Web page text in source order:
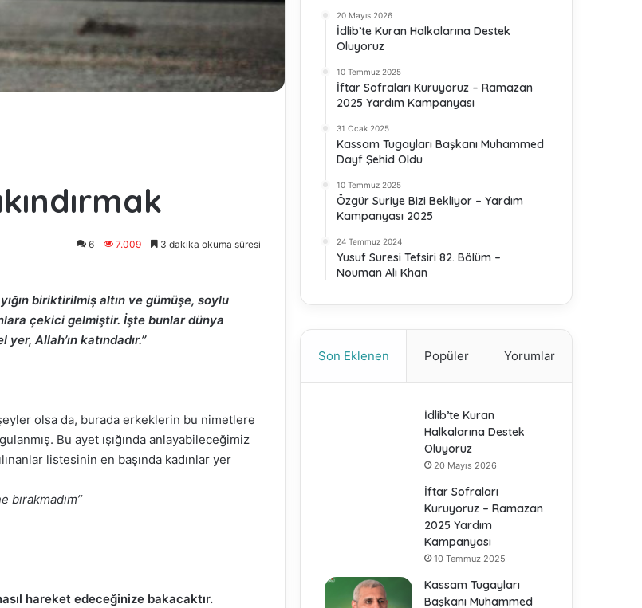
6 7.009 3 dakika okuma süresi
biriktirilmiş altın ve gümüşe, soylu
çekici gelmiştir. İşte bunlar dünya
Allah’ın katındadır.’’
olsa da, burada erkeklerin bu nimetlere
Bu ayet ışığında anlayabileceğimiz
listesinin en başında kadınlar yer
hareket edeceğinize bakacaktır.
20 Mayıs 2026
İdlib’te Kuran Halkalarına Destek
Oluyoruz
10 Temmuz 2025
İftar Sofraları Kuruyoruz – Ramazan
2025 Yardım Kampanyası
31 Ocak 2025
Kassam Tugayları Başkanı Muhammed
Dayf Şehid Oldu
10 Temmuz 2025
Özgür Suriye Bizi Bekliyor – Yardım
Kampanyası 2025
24 Temmuz 2024
Yusuf Suresi Tefsiri 82. Bölüm –
Nouman Ali Khan
Son Eklenen Popüler Yorumlar
İdlib’te Kuran
Halkalarına Destek
Oluyoruz
20 Mayıs 2026
İftar Sofraları
Kuruyoruz – Ramazan
2025 Yardım
Kampanyası
10 Temmuz 2025
Kassam Tugayları
Başkanı Muhammed